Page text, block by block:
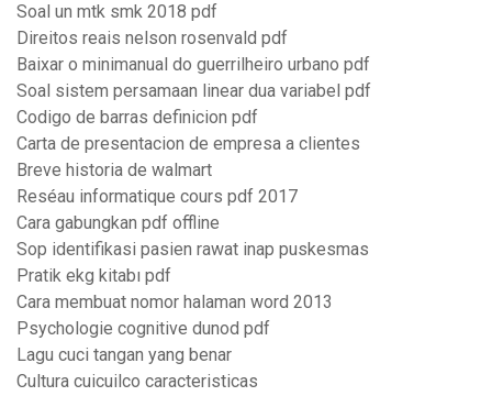
Soal un mtk smk 2018 pdf
Direitos reais nelson rosenvald pdf
Baixar o minimanual do guerrilheiro urbano pdf
Soal sistem persamaan linear dua variabel pdf
Codigo de barras definicion pdf
Carta de presentacion de empresa a clientes
Breve historia de walmart
Reséau informatique cours pdf 2017
Cara gabungkan pdf offline
Sop identifikasi pasien rawat inap puskesmas
Pratik ekg kitabı pdf
Cara membuat nomor halaman word 2013
Psychologie cognitive dunod pdf
Lagu cuci tangan yang benar
Cultura cuicuilco caracteristicas